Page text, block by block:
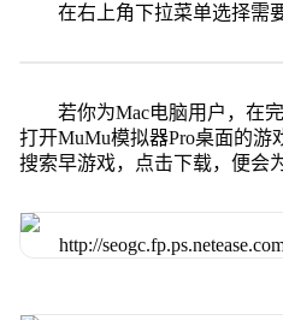
在右上角下拉菜单选择需
若你为Mac电脑用户，在
打开MuMu模拟器Pro桌面的游
搜索早游戏，点击下载，便会